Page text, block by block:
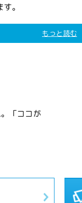
。
もっと読む
「ココが